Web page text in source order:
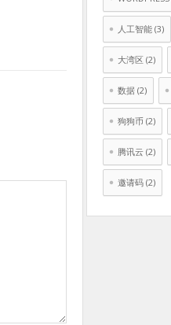
人工智能 (3)
大湾区 (2)
数据 (2)
狗狗币 (2)
腾讯云 (2)
邀请码 (2)